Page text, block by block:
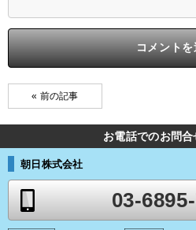
« 前の記事
お電話でのお問
朝日株式会社
03-